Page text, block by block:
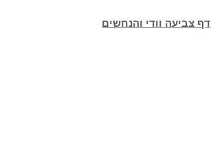
דף צביעה וודי והנחשים